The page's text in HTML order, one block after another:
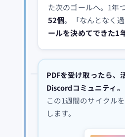
た次のゴールへ。1年
52個。「なんとなく
ールを決めてできた1
PDFを受け取ったら、
Discordコミュニティ。
この1週間のサイクル
します。